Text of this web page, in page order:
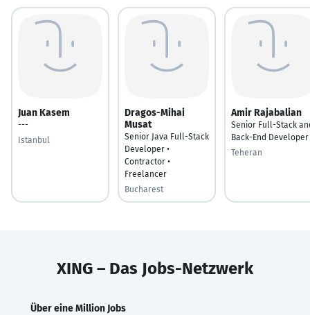
Juan Kasem
---
Istanbul
Dragos-Mihai
Musat
Senior Java Full-Stack
Developer •
Contractor •
Freelancer
Bucharest
Amir Rajabalian
Senior Full-Stack
Back-End Developer
Teheran
XING – Das Jobs-Netzwerk
Über eine Million Jobs